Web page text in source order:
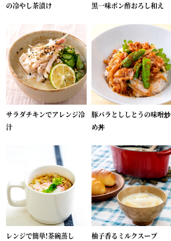
の冷やし茶漬け
黒一味ポン酢おろし和え
サラダチキンでアレンジ冷
汁
豚バラとししとうの味噌炒
め丼
レンジで簡単!茶碗蒸し 柚子香るミルクスープ